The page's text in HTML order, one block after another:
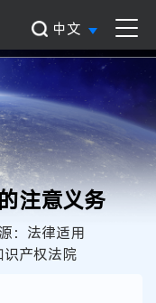
中文
注意义务
：法律适用
产权法院